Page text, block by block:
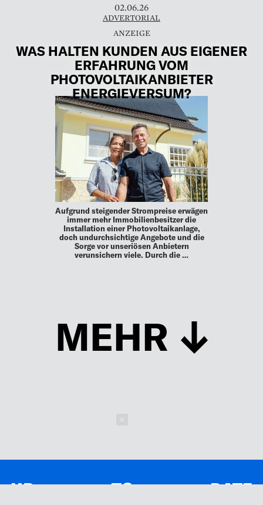
02.06.26
ADVERTORIAL
WAS HALTEN KUNDEN AUS EIGENER
ERFAHRUNG VOM
PHOTOVOLTAIKANBIETER
ENERGIEVERSUM?
Aufgrund steigender Strompreise erwägen
immer mehr Immobilienbesitzer die
Installation einer Photovoltaikanlage,
doch undurchsichtige Angebote und die
Sorge vor unseriösen Anbietern
verunsichern viele. Durch die …
MEHR
UP TO DATE